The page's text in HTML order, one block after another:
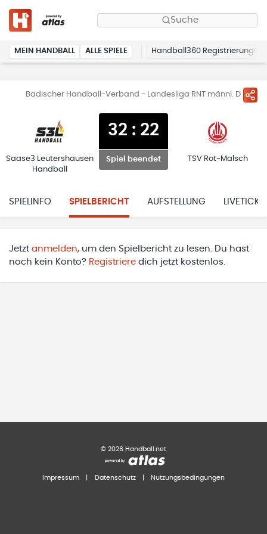
Suche
MEIN HANDBALL ALLE SPIELE Handball360 Registrierung
Badischer Handball-Verband - Landesliga RNT männl. D
Saase3 Leutershausen
Handball
32 : 22
Spiel beendet TSV Rot-Malsch
SPIELINFO SPIELBERICHT AUFSTELLUNG
Jetzt anmelden, um den Spielbericht zu lesen. Du hast
noch kein Konto? Registriere dich jetzt kostenlos.
© 2026 Handball.net
Impressum Datenschutz Nutzungsbedingungen